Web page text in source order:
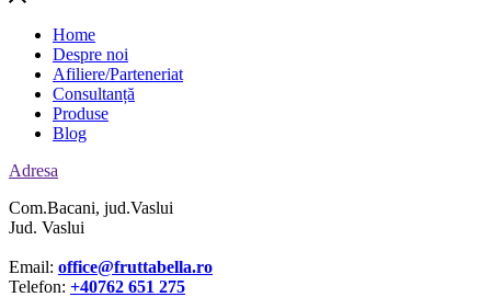
Home
Despre noi
Afiliere/Parteneriat
Consultanță
Produse
Blog
Adresa
Com.Bacani, jud.Vaslui
Jud. Vaslui
Email: office@fruttabella.ro
Telefon: +40762 651 275